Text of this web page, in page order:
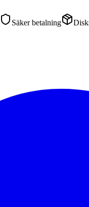
Säker betalning